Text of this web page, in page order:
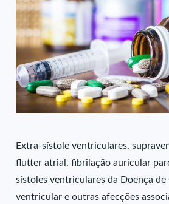
Extra-sístole ventriculares,
flutter atrial, fibrilação auricular
sístoles ventriculares da Doença de
ventricular e outras afecções